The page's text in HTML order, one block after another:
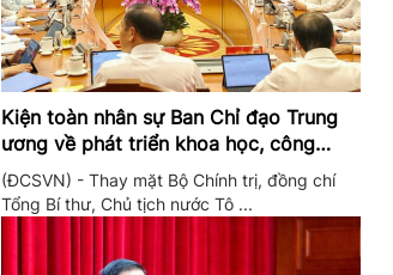
Kiện toàn nhân sự Ban Chỉ đạo Trung
ương về phát triển khoa học, công
nghệ, đổi mới sáng tạo và chuyển đổi
số
(ĐCSVN) - Thay mặt Bộ Chính trị, đồng chí
Tổng Bí thư, Chủ tịch nước Tô ...